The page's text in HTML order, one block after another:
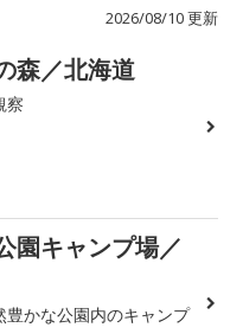
2026/08/10 更新
森／北海道
察
園キャンプ場／
豊かな公園内のキャンプ